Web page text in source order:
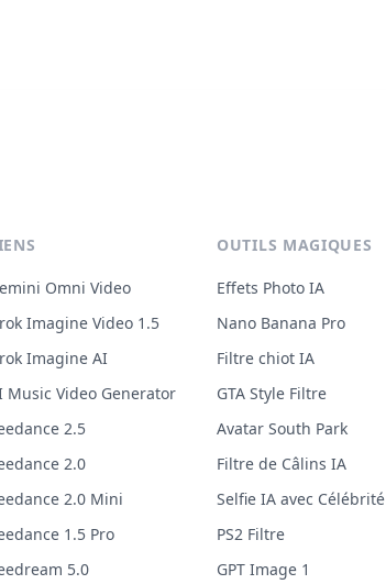
Omni Video
Imagine Video 1.5
Imagine AI
Music Video Generator
2.5
2.0
2.0 Mini
1.5 Pro
5.0
OUTILS MAGIQUES
Effets Photo IA
Nano Banana Pro
Filtre chiot IA
GTA Style Filtre
Avatar South Park
Filtre de Câlins IA
Selfie IA avec Célébrité
PS2 Filtre
GPT Image 1